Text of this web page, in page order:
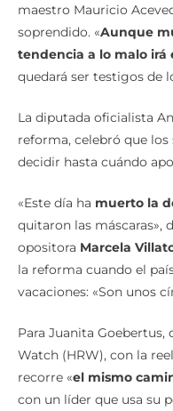
maestro Mauricio
soprendido. «Aunque
tendencia a lo malo irá
quedará ser testigos de
La diputada oficialista
reforma, celebró que los
decidir hasta cuándo
«Este día ha muerto la
quitaron las máscaras»,
opositora Marcela
la reforma cuando el
vacaciones: «Son unos
Para Juanita
Watch (HRW), con la
recorre «el mismo
con un líder que usa su